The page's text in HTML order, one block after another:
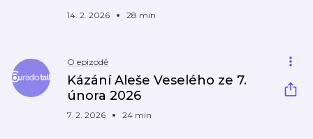
14. 2. 2026 28 min
O epizodě
Kázání Aleše Veselého ze 7.
února 2026
7. 2. 2026 24 min